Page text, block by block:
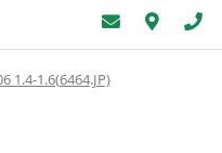
1.4-1.6(6464.JP)